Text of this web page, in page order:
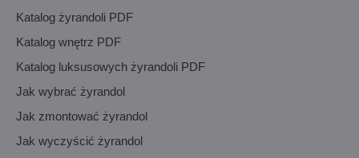
Katalog żyrandoli PDF
Katalog wnętrz PDF
Katalog luksusowych żyrandoli PDF
Jak wybrać żyrandol
Jak zmontować żyrandol
Jak wyczyścić żyrandol